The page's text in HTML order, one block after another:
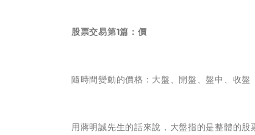
股票交易第1篇：價
隨時間變動的價格：大盤、開盤、盤中、收盤
用蔣明誠先生的話來說，大盤指的是整體的